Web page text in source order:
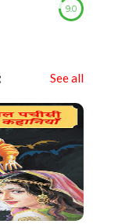
9.0
See all